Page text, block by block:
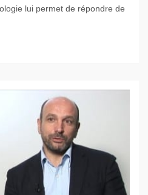
lui permet de répondre de